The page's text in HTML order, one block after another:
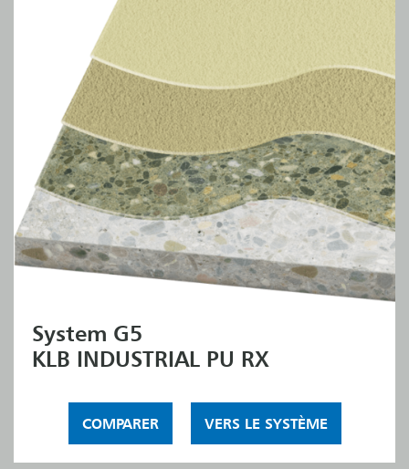
System G5
KLB INDUSTRIAL PU RX
COMPARER VERS LE SYSTÈME